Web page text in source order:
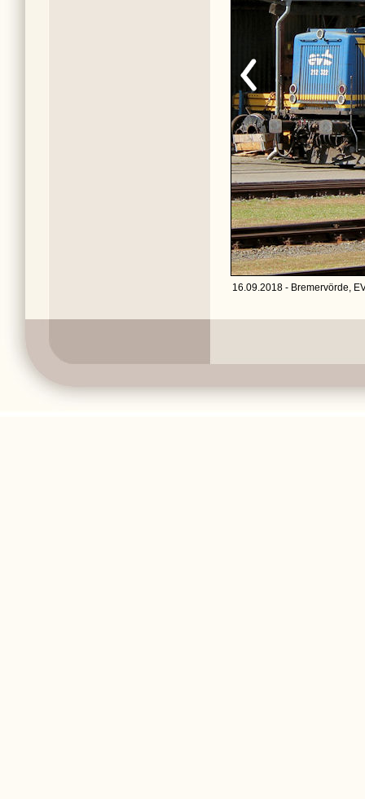
16.09.2018 - Bremervörde,